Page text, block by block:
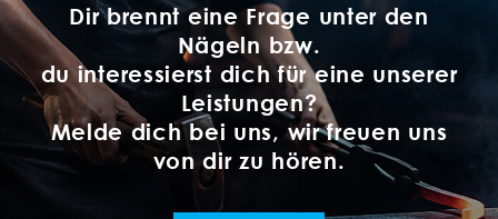
Dir brennt eine Frage unter den
Nägeln bzw.
du interessierst dich für eine unserer
Leistungen?
Melde dich bei uns, wir freuen uns
von dir zu hören.